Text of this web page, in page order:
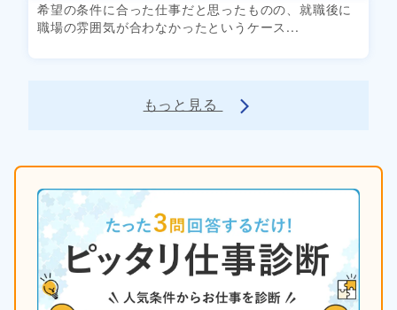
希望の条件に合った仕事だと思ったものの、就職後に
職場の雰囲気が合わなかったというケース...
もっと見る arrow_forward_ios